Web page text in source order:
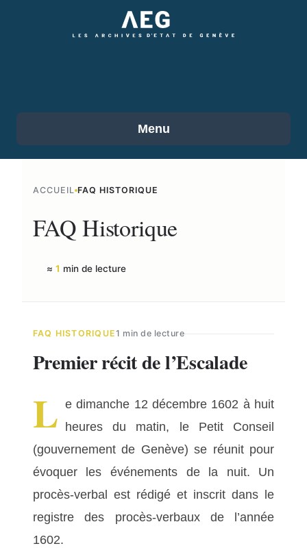
Menu
ACCUEIL FAQ HISTORIQUE
FAQ Historique
≈ 1 min de lecture
FAQ HISTORIQUE1 min de lecture
Premier récit de l’Escalade
L e dimanche 12 décembre 1602 à huit
heures du matin, le Petit Conseil
(gouvernement de Genève) se réunit pour
évoquer les événements de la nuit. Un
procès-verbal est rédigé et inscrit dans le
registre des procès-verbaux de l’année
1602.